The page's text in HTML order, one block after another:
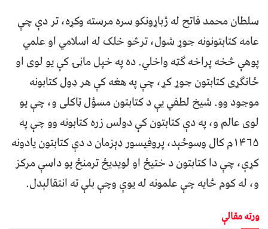
سلطان محمد فاتح له ژباړونکو سره مرسته وکړه، تر دې چې
عامه کتابتونونه جوړ شول، ترڅو خلک له اسلامي او علمي
پوهې څخه پراخه ګټه واخلي. ده په خپل ماڼۍ کې یو لوی او
ځانګړی کتابتون جوړ کړ، چې په هغه کې هر ډول کتابونه
موجود وو. شیخ لطفي یې د کتابتون مسؤل ټاکلی و، چې یو
لوی عالم و، په دې کتابتون کې دولس زره کتابونه وو چې په
۱۴۶۵م کال وسوځېد، پروفیسور ډېزمان د دې کتابتون یادونه
کړې، چې دا کتابتون د ختیځ او لویدیځ ترمنځ یو داسې مرکز
و، له کوم ځایه چې علمونه له یوې وچې بلې ته انتقالېدل.
ورته مقالې